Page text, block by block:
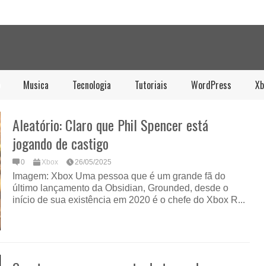
Musica Tecnologia Tutoriais WordPress
Aleatório: Claro que Phil Spencer está
jogando de castigo
0 Xbox 26/05/2025
Imagem: Xbox Uma pessoa que é um grande fã do
último lançamento da Obsidian, Grounded, desde o
início de sua existência em 2020 é o chefe do Xbox R...